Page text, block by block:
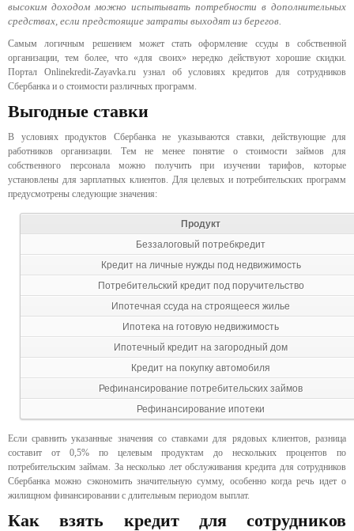
высоким доходом можно испытывать потребности в дополнительных
средствах, если предстоящие затраты выходят из берегов.
Самым логичным решением может стать оформление ссуды в собственной
организации, тем более, что «для своих» нередко действуют хорошие скидки.
Портал Onlinekredit-Zayavka.ru узнал об условиях кредитов для сотрудников
Сбербанка и о стоимости различных программ.
Выгодные ставки
В условиях продуктов Сбербанка не указываются ставки, действующие для
работников организации. Тем не менее понятие о стоимости займов для
собственного персонала можно получить при изучении тарифов, которые
установлены для зарплатных клиентов. Для целевых и потребительских программ
предусмотрены следующие значения:
Продукт
Беззалоговый потребкредит
Кредит на личные нужды под недвижимость
Потребительский кредит под поручительство
Ипотечная ссуда на строящееся жилье
Ипотека на готовую недвижимость
Ипотечный кредит на загородный дом
Кредит на покупку автомобиля
Рефинансирование потребительских займов
Рефинансирование ипотеки
Если сравнить указанные значения со ставками для рядовых клиентов, разница
составит от 0,5% по целевым продуктам до нескольких процентов по
потребительским займам. За несколько лет обслуживания кредита для сотрудников
Сбербанка можно сэкономить значительную сумму, особенно когда речь идет о
жилищном финансировании с длительным периодом выплат.
Как взять кредит для сотрудников